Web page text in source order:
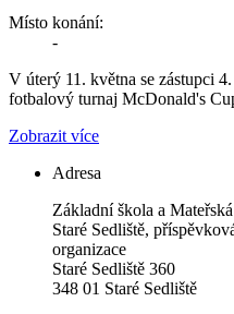
Místo konání:
-
V úterý 11. května se zástupci
fotbalový turnaj McDonald's
Zobrazit více
Adresa
Základní škola a
Staré Sedliště,
organizace
Staré Sedliště 360
348 01 Staré Sedliště